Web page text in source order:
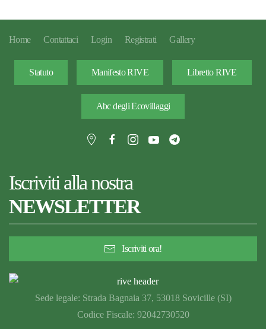
Home Contattaci Login Registrati Gallery
Statuto Manifesto RIVE Libretto RIVE
Abc degli Ecovillaggi
Iscriviti alla nostra
NEWSLETTER
Iscriviti ora!
Sede legale: Strada Bagnaia 37, 53018 Sovicille (SI)
Codice Fiscale: 92042730520